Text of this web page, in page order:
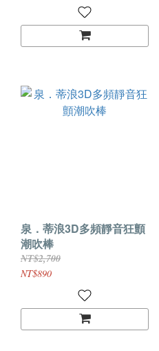
泉．蒂浪3D多頻靜音狂顫
潮吹棒
NT$2,700
NT$890